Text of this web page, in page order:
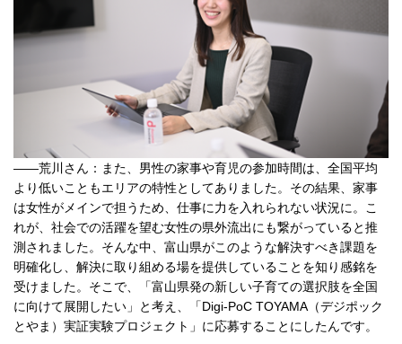
――荒川さん：また、男性の家事や育児の参加時間は、全国平均
より低いこともエリアの特性としてありました。その結果、家事
は女性がメインで担うため、仕事に力を入れられない状況に。こ
れが、社会での活躍を望む女性の県外流出にも繋がっていると推
測されました。そんな中、富山県がこのような解決すべき課題を
明確化し、解決に取り組める場を提供していることを知り感銘を
受けました。そこで、「富山県発の新しい子育ての選択肢を全国
に向けて展開したい」と考え、「Digi-PoC TOYAMA（デジポック
とやま）実証実験プロジェクト」に応募することにしたんです。